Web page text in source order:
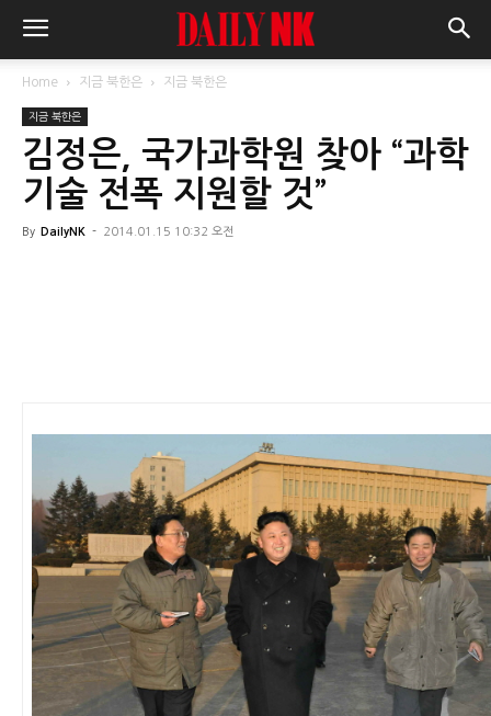
Home 지금 북한은 지금 북한은
지금 북한은
김정은, 국가과학원 찾아 “과학
기술 전폭 지원할 것”
By DailyNK - 2014.01.15 10:32 오전